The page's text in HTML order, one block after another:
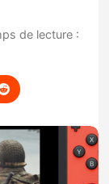
de lecture :